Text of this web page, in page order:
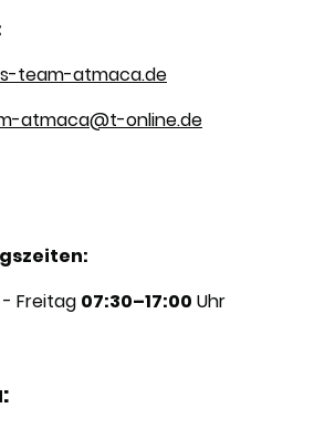
team-atmaca.de
atmaca@t-online.de
Freitag 07:30–17:00 Uhr